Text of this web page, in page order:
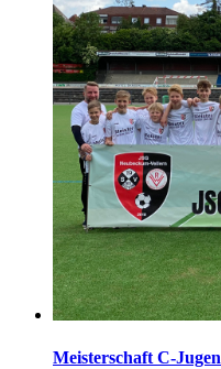
Meisterschaft C-